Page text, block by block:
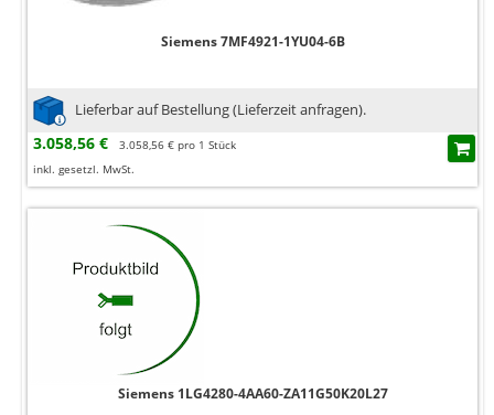
Siemens 7MF4921-1YU04-6B
Lieferbar auf Bestellung (Lieferzeit anfragen).
3.058,56 €
3.058,56 € pro 1 Stück
inkl. gesetzl. MwSt.
Siemens 1LG4280-4AA60-ZA11G50K20L27